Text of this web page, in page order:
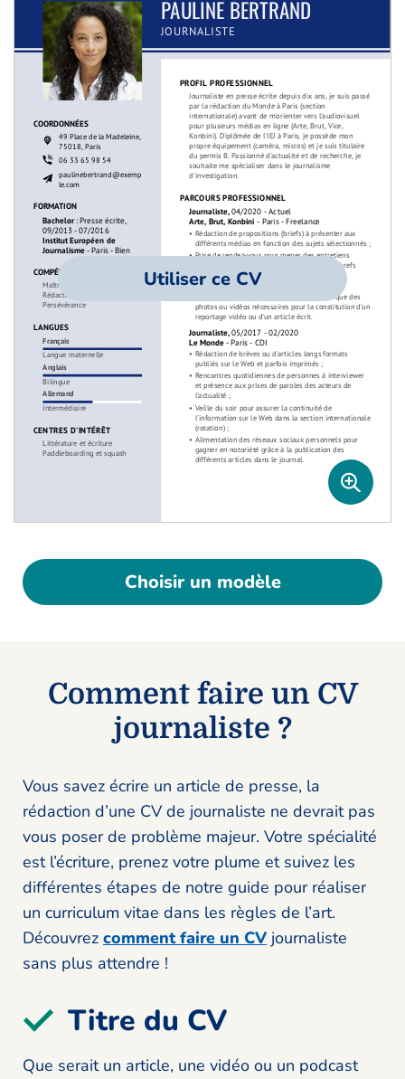
Utiliser ce CV
Choisir un modèle
Comment faire un CV
journaliste ?
Vous savez écrire un article de presse, la
rédaction d’une CV de journaliste ne devrait pas
vous poser de problème majeur. Votre spécialité
est l’écriture, prenez votre plume et suivez les
différentes étapes de notre guide pour réaliser
un curriculum vitae dans les règles de l’art.
Découvrez comment faire un CV journaliste
sans plus attendre !
Titre du CV
Que serait un article, une vidéo ou un podcast